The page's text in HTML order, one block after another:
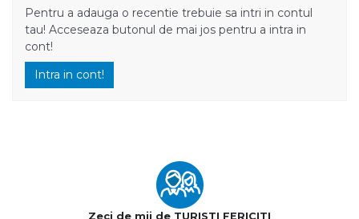
Pentru a adauga o recentie trebuie sa intri in contul
tau! Acceseaza butonul de mai jos pentru a intra in
cont!
Intra in cont!
Zeci de mii de TURISTI FERICITI